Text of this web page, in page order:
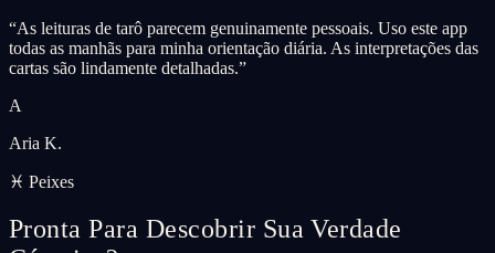
“As leituras de tarô parecem genuinamente pessoais. Uso este app
todas as manhãs para minha orientação diária. As interpretações das
cartas são lindamente detalhadas.”
A
Aria K.
♓ Peixes
Pronta Para Descobrir Sua Verdade